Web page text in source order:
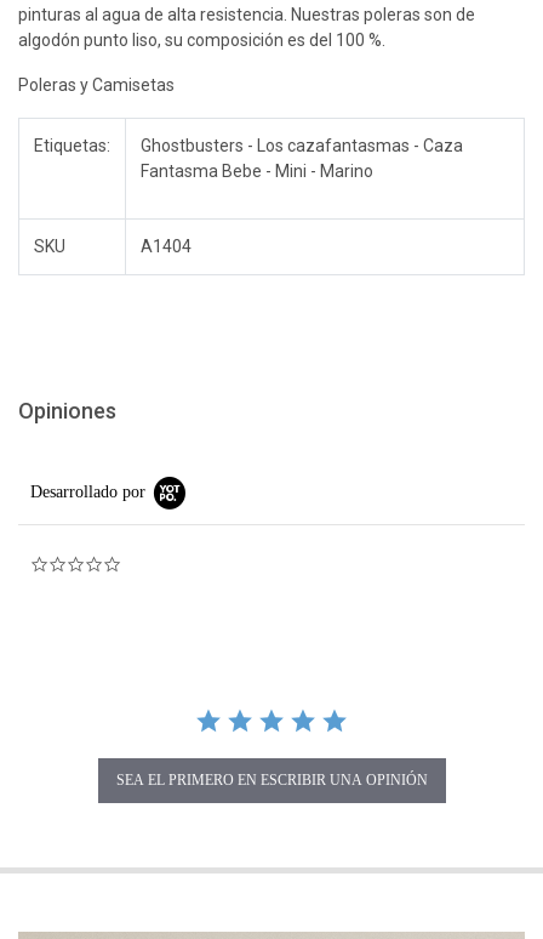
pinturas al agua de alta resistencia. Nuestras poleras son de
algodón punto liso, su composición es del 100 %.
Poleras y Camisetas
Etiquetas:
Ghostbusters - Los cazafantasmas - Caza
Fantasma Bebe - Mini - Marino
SKU A1404
Opiniones
Desarrollado por
SEA EL PRIMERO EN ESCRIBIR UNA OPINIÓN